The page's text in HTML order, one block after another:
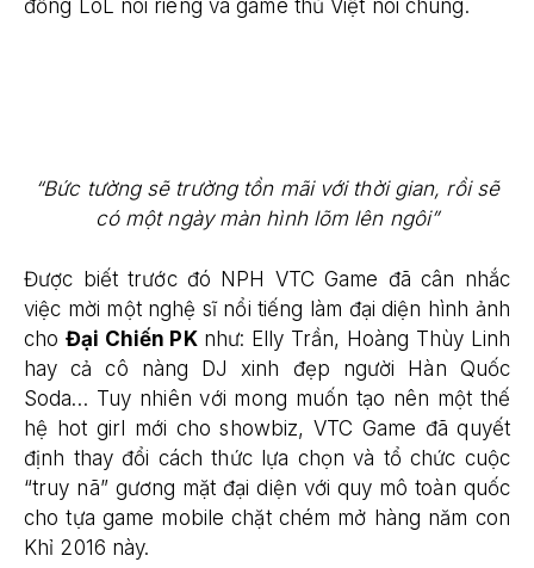
đồng LoL nói riêng và game thủ Việt nói chung.
“Bức tường sẽ trường tồn mãi với thời gian, rồi sẽ
có một ngày màn hình lõm lên ngôi”
Được biết trước đó NPH VTC Game đã cân nhắc
việc mời một nghệ sĩ nổi tiếng làm đại diện hình ảnh
cho Đại Chiến PKnhư: Elly Trần, Hoàng Thùy Linh
hay cả cô nàng DJ xinh đẹp người Hàn Quốc
Soda… Tuy nhiên với mong muốn tạo nên một thế
hệ hot girl mới cho showbiz, VTC Game đã quyết
định thay đổi cách thức lựa chọn và tổ chức cuộc
“truy nã” gương mặt đại diện với quy mô toàn quốc
cho tựa game mobile chặt chém mở hàng năm con
Khỉ 2016 này.